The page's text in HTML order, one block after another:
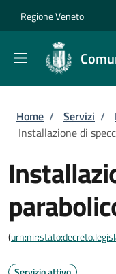
Regione Veneto
Briciole di
Home / Servizi /
Installazione di
(